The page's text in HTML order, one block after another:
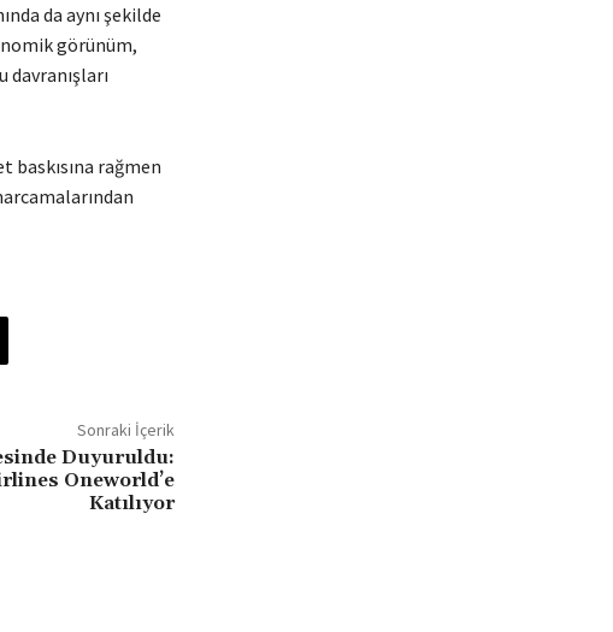
da aynı şekilde
görünüm,
baskısına rağmen
Sonraki İçerik
Duyuruldu:
Oneworld’e
Katılıyor